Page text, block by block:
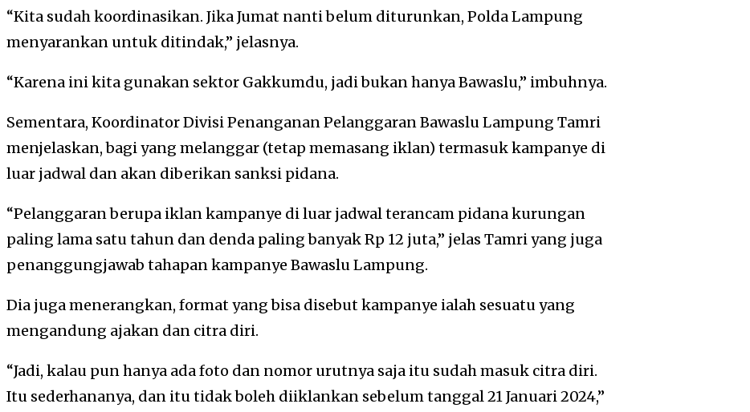
“Kita sudah koordinasikan. Jika Jumat nanti belum diturunkan, Polda Lampung
menyarankan untuk ditindak,” jelasnya.
“Karena ini kita gunakan sektor Gakkumdu, jadi bukan hanya Bawaslu,” imbuhnya.
Sementara, Koordinator Divisi Penanganan Pelanggaran Bawaslu Lampung Tamri
menjelaskan, bagi yang melanggar (tetap memasang iklan) termasuk kampanye di
luar jadwal dan akan diberikan sanksi pidana.
“Pelanggaran berupa iklan kampanye di luar jadwal terancam pidana kurungan
paling lama satu tahun dan denda paling banyak Rp 12 juta,” jelas Tamri yang juga
penanggungjawab tahapan kampanye Bawaslu Lampung.
Dia juga menerangkan, format yang bisa disebut kampanye ialah sesuatu yang
mengandung ajakan dan citra diri.
“Jadi, kalau pun hanya ada foto dan nomor urutnya saja itu sudah masuk citra diri.
Itu sederhananya, dan itu tidak boleh diiklankan sebelum tanggal 21 Januari 2024,”